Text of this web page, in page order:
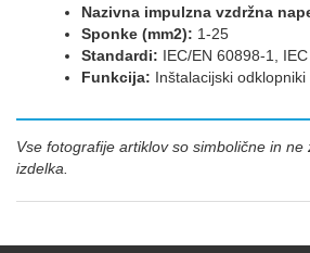
Nazivna impulzna vzdržna
Sponke (mm2): 1-25
Standardi: IEC/EN 60898-1,
Funkcija: Inštalacijski odklopniki
Vse fotografije artiklov so simbolične in ne
izdelka.